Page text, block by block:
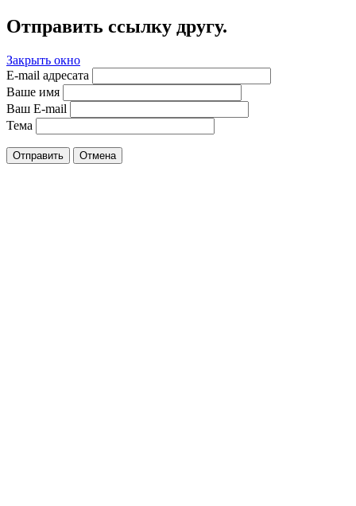
Отправить ссылку другу.
Закрыть окно
E-mail адресата
Ваше имя
Ваш E-mail
Тема
Отправить Отмена